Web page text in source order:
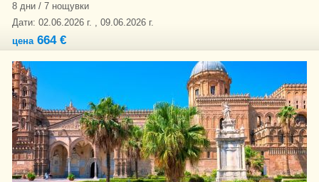
8 дни / 7 нощувки
Дати: 02.06.2026 г. , 09.06.2026 г.
цена664 €